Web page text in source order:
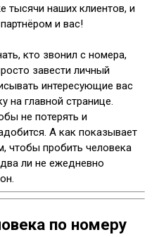
тысячи наших клиентов, и
и вас!
кто звонил с номера,
завести личный
интересующие вас
на главной странице.
не потерять и
А как показывает
чтобы пробить человека
ли не ежедневно
по номеру